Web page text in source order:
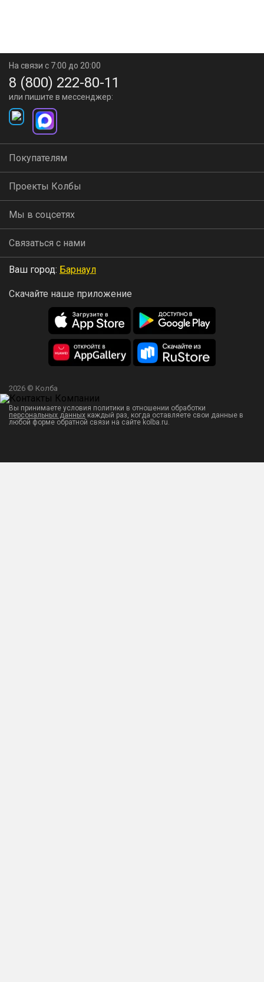
На связи с 7:00 до 20:00
8 (800) 222-80-11
или пишите в мессенджер:
Покупателям
Проекты Колбы
Мы в соцсетях
Связаться с нами
Ваш город: Барнаул
Скачайте наше приложение
2026 © Колба
Вы принимаете условия политики в отношении обработки
персональных данных каждый раз, когда оставляете свои данные в
любой форме обратной связи на сайте kolba.ru.